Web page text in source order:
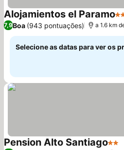
Alojamientos el Paramo3
7,9Boa (943 pontuações) a 1.6 km
Selecione as datas para ver os
Pension Alto Santiago2